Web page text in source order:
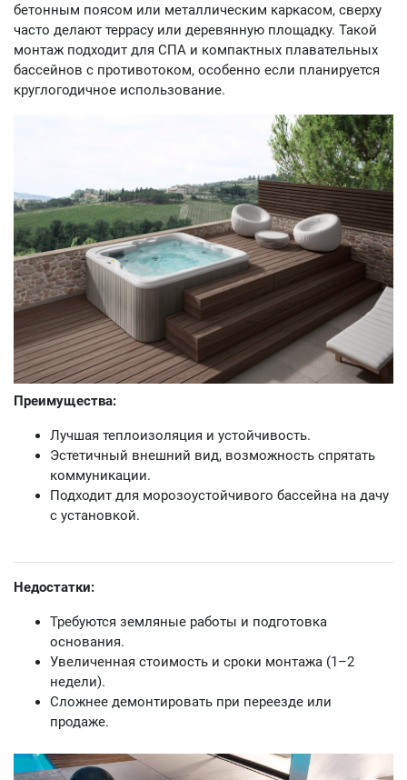
бетонным поясом или металлическим каркасом, сверху
часто делают террасу или деревянную площадку. Такой
монтаж подходит для СПА и компактных плавательных
бассейнов с противотоком, особенно если планируется
круглогодичное использование.
Преимущества:
Лучшая теплоизоляция и устойчивость.
Эстетичный внешний вид, возможность спрятать
коммуникации.
Подходит для морозоустойчивого бассейна на дачу
с установкой.
Недостатки:
Требуются земляные работы и подготовка
основания.
Увеличенная стоимость и сроки монтажа (1–2
недели).
Сложнее демонтировать при переезде или
продаже.